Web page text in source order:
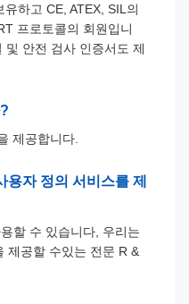
하고 CE, ATEX, SIL의
프로토콜의 회원입니
및 안전 검사 인증서도 제
제공합니다.
용자 정의 서비스를 제
할 수 있습니다, 우리는
제공할 수있는 전문 R &